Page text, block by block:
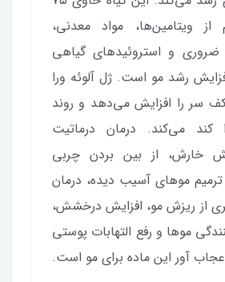
از ویتامین‌ها، مواد معدنی،
ضروری و استروئیدهای گیاهی
رشد مو است. ژل آلوئه ورا
سر را افزایش می‌دهد و روند
کند می‌کند. درمان درماتیت
خارش، از بین بردن چربی
موهای آسیب دیده، درمان
از ریزش مو، افزایش درخشش،
موها و رفع التهابات پوستی
آور این ماده برای مو است.